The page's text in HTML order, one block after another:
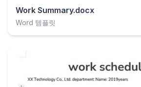
Work Summary.docx
Word 템플릿